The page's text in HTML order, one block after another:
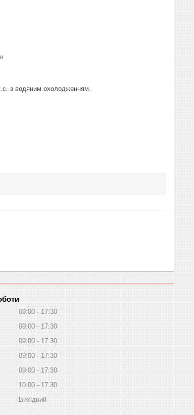
з водяним охолодженням.
09:00
17:30
09:00
17:30
09:00
17:30
09:00
17:30
09:00
17:30
10:00
17:30
Вихідний